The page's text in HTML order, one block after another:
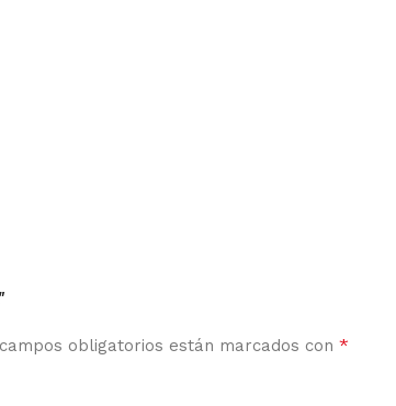
obligatorios están marcados con *